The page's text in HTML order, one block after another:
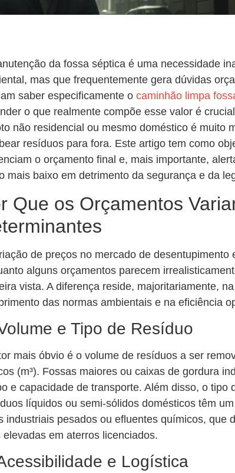
da fossa séptica é uma necessidade
mas que frequentemente gera dúvidas
saber especificamente ocaminhão limpa
o que realmente compõe esse valor é
não residencial ou mesmo doméstico é muito
resíduos para fora. Este artigo tem como
o orçamento final e, mais importante,
mais baixo em detrimento da segurança e da
Que os Orçamentos
de preços no mercado de desentupimento
alguns orçamentos parecem
vista. A diferença reside, majoritariamente,
das normas ambientais e na eficiência
e Tipo de Resíduo
mais óbvio é o volume de resíduos a ser
(m³). Fossas maiores ou caixas de gordura
e capacidade de transporte. Além disso, o tipo
líquidos ou semi-sólidos domésticos têm
industriais pesados ou efluentes químicos, que
elevadas em aterros licenciados.
e Logística